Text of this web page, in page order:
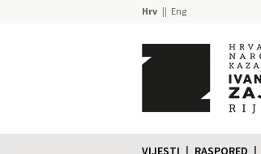
Hrv Eng
VIJESTI RASPORED